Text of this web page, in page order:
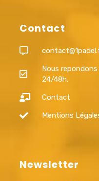
Contact
Nous
24/48h.
Contact
Mentions
Newsletter